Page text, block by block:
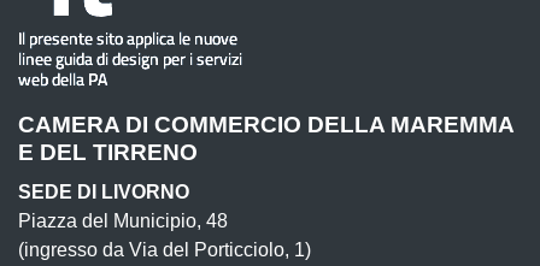
CAMERA DI COMMERCIO DELLA MAREMMA
E DEL TIRRENO
SEDE DI LIVORNO
Piazza del Municipio, 48
(ingresso da Via del Porticciolo, 1)